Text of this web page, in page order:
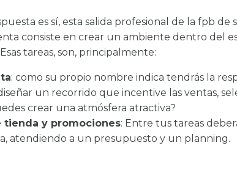
es sí, esta salida profesional de la fpb de
consiste en crear un ambiente dentro del
Esas tareas, son, principalmente:
: como su propio nombre indica tendrás la
un recorrido que incentive las ventas,
crear una atmósfera atractiva?
tienda y promociones: Entre tus tareas
atendiendo a un presupuesto y un planning.